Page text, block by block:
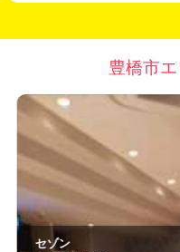
豊橋市